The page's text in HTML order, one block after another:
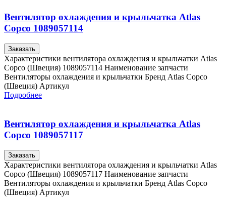
Вентилятор охлаждения и крыльчатка Atlas
Copco 1089057114
Заказать
Характеристики вентилятора охлаждения и крыльчатки Atlas
Copco (Швеция) 1089057114 Наименование запчасти
Вентиляторы охлаждения и крыльчатки Бренд Atlas Copco
(Швеция) Артикул
Подробнее
Вентилятор охлаждения и крыльчатка Atlas
Copco 1089057117
Заказать
Характеристики вентилятора охлаждения и крыльчатки Atlas
Copco (Швеция) 1089057117 Наименование запчасти
Вентиляторы охлаждения и крыльчатки Бренд Atlas Copco
(Швеция) Артикул